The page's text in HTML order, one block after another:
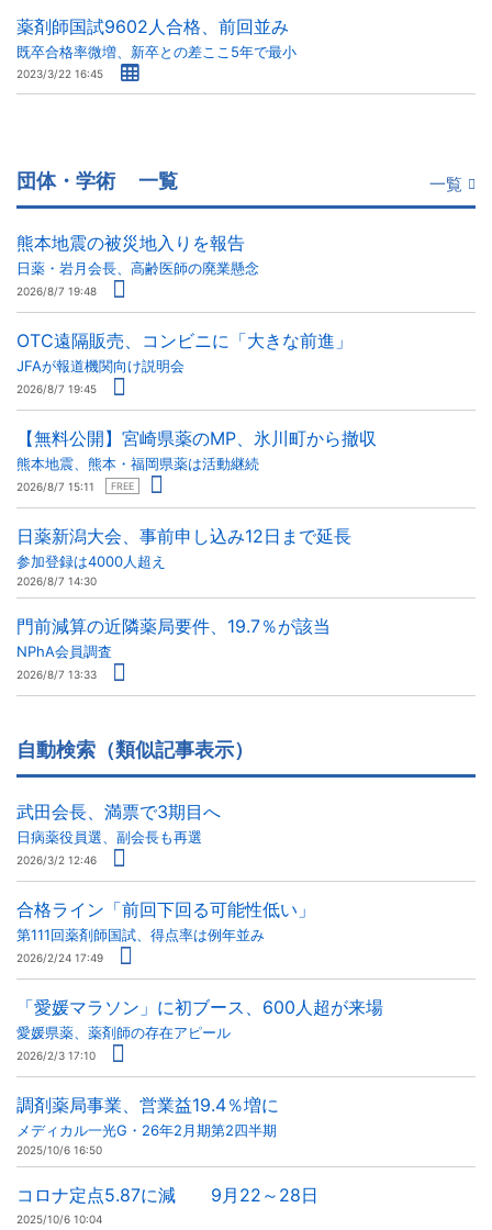
薬剤師国試9602人合格、前回並み
既卒合格率微増、新卒との差ここ5年で最小
2023/3/22 16:45
団体・学術 一覧 一覧
熊本地震の被災地入りを報告
日薬・岩月会長、高齢医師の廃業懸念
2026/8/7 19:48
OTC遠隔販売、コンビニに「大きな前進」
JFAが報道機関向け説明会
2026/8/7 19:45
【無料公開】宮崎県薬のMP、氷川町から撤収
熊本地震、熊本・福岡県薬は活動継続
2026/8/7 15:11 FREE
日薬新潟大会、事前申し込み12日まで延長
参加登録は4000人超え
2026/8/7 14:30
門前減算の近隣薬局要件、19.7％が該当
NPhA会員調査
2026/8/7 13:33
自動検索（類似記事表示）
武田会長、満票で3期目へ
日病薬役員選、副会長も再選
2026/3/2 12:46
合格ライン「前回下回る可能性低い」
第111回薬剤師国試、得点率は例年並み
2026/2/24 17:49
「愛媛マラソン」に初ブース、600人超が来場
愛媛県薬、薬剤師の存在アピール
2026/2/3 17:10
調剤薬局事業、営業益19.4％増に
メディカル一光G・26年2月期第2四半期
2025/10/6 16:50
コロナ定点5.87に減 9月22～28日
2025/10/6 10:04